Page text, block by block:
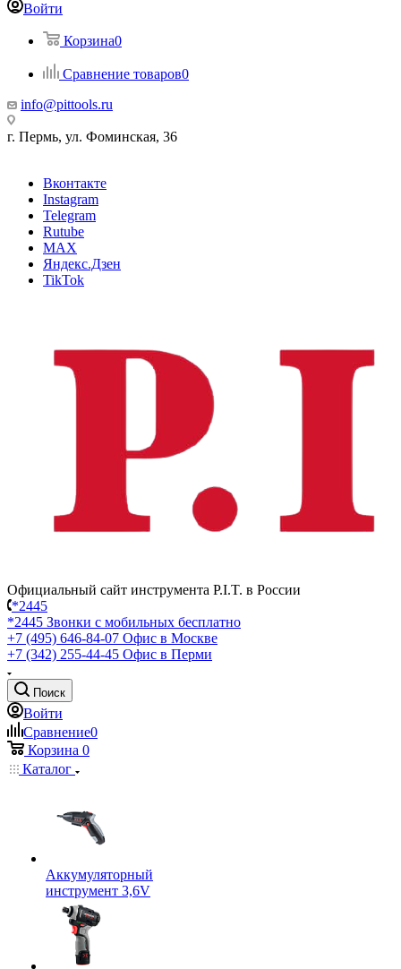
Войти
Корзина0
Сравнение товаров0
info@pittools.ru
г. Пермь, ул. Фоминская, 36
Вконтакте
Instagram
Telegram
Rutube
MAX
Яндекс.Дзен
TikTok
Официальный сайт инструмента P.I.T. в России
*2445
*2445 Звонки с мобильных бесплатно
+7 (495) 646-84-07 Офис в Москве
+7 (342) 255-44-45 Офис в Перми
Поиск
Войти
Сравнение0
Корзина 0
Каталог
Аккумуляторный
инструмент 3,6V